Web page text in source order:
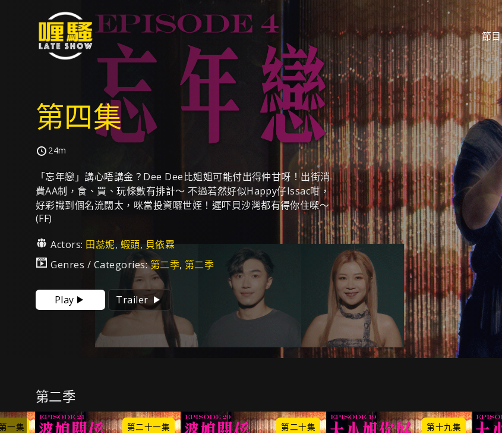
節目
第四集
24m
「忘年戀」講心唔講金？Dee Dee比姐姐可能付出得仲甘呀！出街消
費AA制，食、買、玩條數有排計～ 不過若然好似Happy仔Issac咁，
好彩識到個名流闊太，咪當投資囉世姪！遲吓貝沙灣都有得你住㗎～
(FF)
Actors: 田蕊妮, 蝦頭, 貝依霖
Genres / Categories:第二季, 第二季
Play Trailer
第二季
一集 第二十一集 第二十集 第十九集